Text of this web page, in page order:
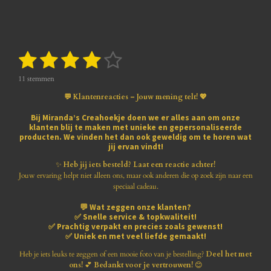
R
t
8
1
1
s
r
2
s
e
r
e
3
t
e
r
r
e
4
t
e
r
r
e
5
t
e
r
r
e
n
m
11 stemmen
💬 Klantenreacties – Jouw mening telt! 💖
Bij Miranda’s Creahoekje doen we er alles aan om onze
klanten blij te maken met unieke en gepersonaliseerde
producten. We vinden het dan ook geweldig om te horen wat
jij ervan vindt!
✨ Heb jij iets besteld? Laat een reactie achter!
Jouw ervaring helpt niet alleen ons, maar ook anderen die op zoek zijn naar een
speciaal cadeau.
💬 Wat zeggen onze klanten?
✅ Snelle service & topkwaliteit!
✅ Prachtig verpakt en precies zoals gewenst!
✅ Uniek en met veel liefde gemaakt!
Heb je iets leuks te zeggen of een mooie foto van je bestelling? Deel het met
ons!💕 Bedankt voor je vertrouwen!😊